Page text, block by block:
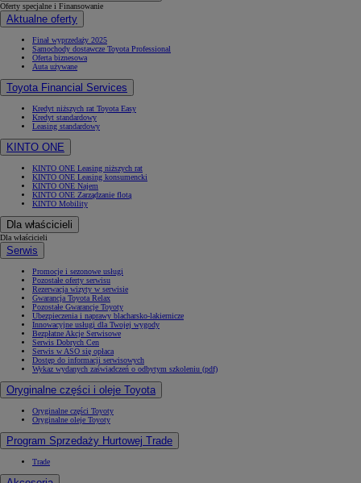
Oferty specjalne i Finansowanie
Aktualne oferty
Finał wyprzedaży 2025
Samochody dostawcze Toyota Professional
Oferta biznesowa
Auta używane
Toyota Financial Services
Kredyt niższych rat Toyota Easy
Kredyt standardowy
Leasing standardowy
KINTO ONE
KINTO ONE Leasing niższych rat
KINTO ONE Leasing konsumencki
KINTO ONE Najem
KINTO ONE Zarządzanie flotą
KINTO Mobility
Dla właścicieli
Dla właścicieli
Serwis
Promocje i sezonowe usługi
Pozostałe oferty serwisu
Rezerwacja wizyty w serwisie
Gwarancja Toyota Relax
Pozostałe Gwarancje Toyoty
Ubezpieczenia i naprawy blacharsko-lakiernicze
Innowacyjne usługi dla Twojej wygody
Bezpłatne Akcje Serwisowe
Serwis Dobrych Cen
Serwis w ASO się opłaca
Dostęp do informacji serwisowych
Wykaz wydanych zaświadczeń o odbytym szkoleniu (pdf)
Oryginalne części i oleje Toyota
Oryginalne części Toyoty
Oryginalne oleje Toyoty
Program Sprzedaży Hurtowej Trade
Trade